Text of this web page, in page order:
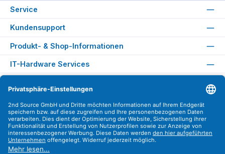
Service
Kundensupport
Produkt- & Shop-Informationen
IT-Hardware Services
Versandarten
Zahlungsarten
Sicher Einkaufen